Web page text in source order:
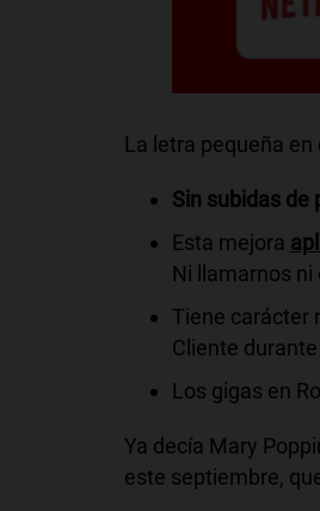
La letra pequeña en
Sin subidas de
Esta mejora
Ni llamarnos
Tiene carácter
Cliente
Los gigas en
Ya decía Mary
este septiembre,